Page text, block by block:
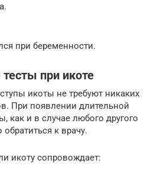
при беременности.
при икоте
икоты не требуют никаких
При появлении длительной
как и в случае любого другого
к врачу.
икоту сопровождает: